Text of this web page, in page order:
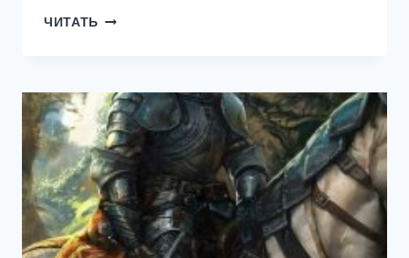
ЧИТАТЬ